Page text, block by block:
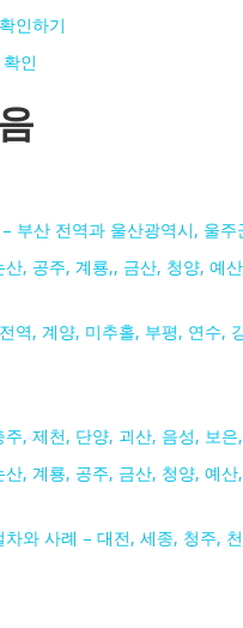
인하기
인
부산 전역과 울산광역시, 울
, 공주, 계룡,, 금산, 청양, 예
역, 계양, 미추홀, 부평, 연수,
, 제천, 단양, 괴산, 음성, 보
, 계룡, 공주, 금산, 청양, 예
차와 사례 – 대전, 세종, 청주,